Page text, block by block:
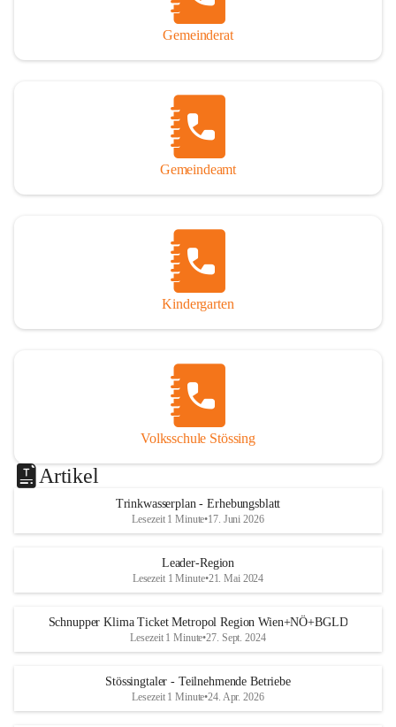
Gemeinderat
Gemeindeamt
Kindergarten
Volksschule Stössing
Artikel
Trinkwasserplan - Erhebungsblatt
Lesezeit 1 Minute•17. Juni 2026
Leader-Region
Lesezeit 1 Minute•21. Mai 2024
Schnupper Klima Ticket Metropol Region Wien+NÖ+BGLD
Lesezeit 1 Minute•27. Sept. 2024
Stössingtaler - Teilnehmende Betriebe
Lesezeit 1 Minute•24. Apr. 2026